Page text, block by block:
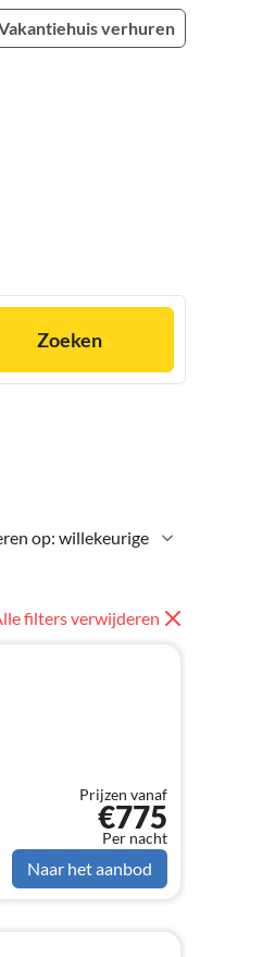
verhuren
Zoeken
op: willekeurige
filters verwijderen
Prijzen vanaf
€775
Per nacht
Naar het aanbod